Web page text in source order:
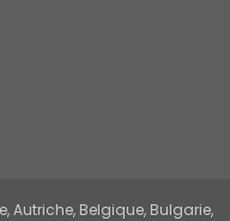
Autriche, Belgique, Bulgarie,